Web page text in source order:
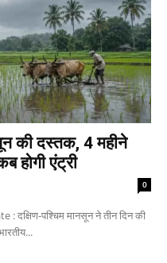
की दस्तक, 4 महीने
होगी एंट्री
0
दक्षिण-पश्चिम मानसून ने तीन दिन की